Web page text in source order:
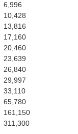
6,996
10,428
13,816
17,160
20,460
23,639
26,840
29,997
33,110
65,780
161,150
311,300